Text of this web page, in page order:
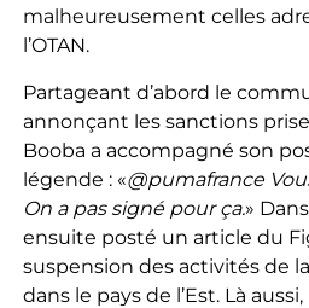
malheureusement celles
l’OTAN.
Partageant d’abord le
annonçant les sanctions
Booba a accompagné son
légende : «@pumafrance
On a pas signé pour ça.»
ensuite posté un article du
suspension des activités de
dans le pays de l’Est. Là